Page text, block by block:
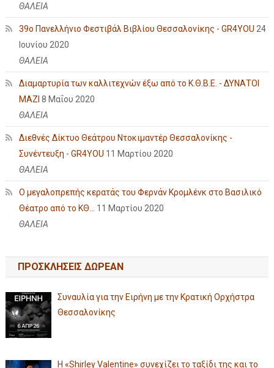
ΘΑΛΕΙΑ
39ο Πανελλήνιο Φεστιβάλ Βιβλίου Θεσσαλονίκης - GR4YOU 24
Ιουνίου 2020
ΘΑΛΕΙΑ
Διαμαρτυρία των καλλιτεχνών έξω από το Κ.Θ.Β.Ε. - ΔΥΝΑΤΟΙ
ΜΑΖΙ 8 Μαΐου 2020
ΘΑΛΕΙΑ
Διεθνές Δίκτυο Θεάτρου Ντοκιμαντέρ Θεσσαλονίκης -
Συνέντευξη - GR4YOU 11 Μαρτίου 2020
ΘΑΛΕΙΑ
Ο μεγαλοπρεπής κερατάς του Φερνάν Κρομλένκ στο Βασιλικό
Θέατρο από το ΚΘ...
11 Μαρτίου 2020
ΘΑΛΕΙΑ
ΠΡΟΣΚΛΗΣΕΙΣ ΔΩΡΕΑΝ
Συναυλία για την Ειρήνη με την Κρατική Ορχήστρα
Θεσσαλονίκης
Η «Shirley Valentine» συνεχίζει το ταξίδι της και το